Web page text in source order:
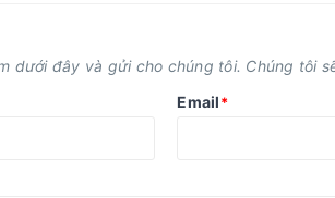
dưới đây và gửi cho chúng tôi. Chúng tôi
Email*